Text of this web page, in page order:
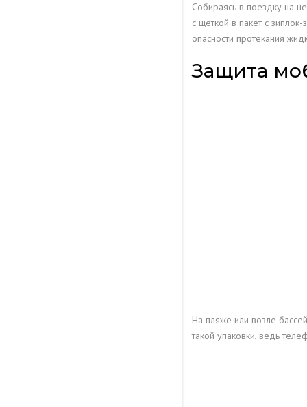
Собираясь в поездку на
с щеткой в пакет с
опасности протекания
Защита
На пляже или возле
такой упаковки, ведь